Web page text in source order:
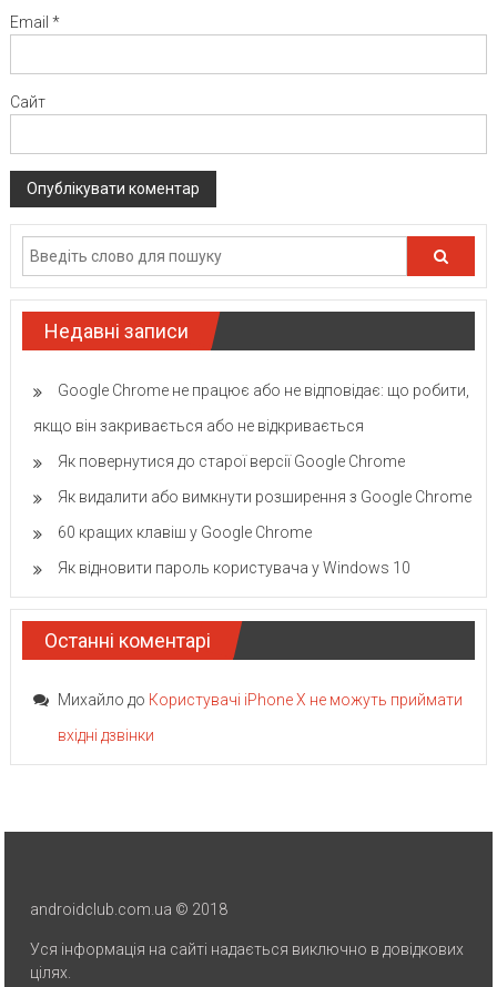
Email *
Сайт
Недавні записи
Google Chrome не працює або не відповідає: що робити,
якщо він закривається або не відкривається
Як повернутися до старої версії Google Chrome
Як видалити або вимкнути розширення з Google Chrome
60 кращих клавіш у Google Chrome
Як відновити пароль користувача у Windows 10
Останні коментарі
Михайло до Користувачі iPhone X не можуть приймати
вхідні дзвінки
androidclub.com.ua © 2018
Уся інформація на сайті надається виключно в довідкових
цілях.